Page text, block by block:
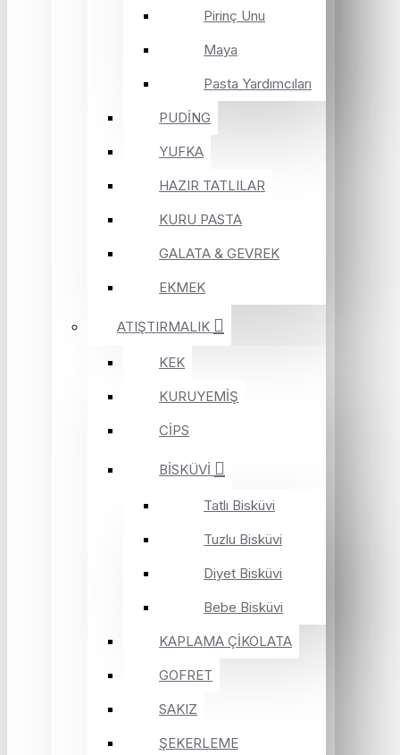
Pirinç Unu
Maya
Pasta Yardımcıları
PUDİNG
YUFKA
HAZIR TATLILAR
KURU PASTA
GALATA & GEVREK
EKMEK
ATIŞTIRMALIK
KEK
KURUYEMİŞ
CİPS
BİSKÜVİ
Tatlı Bisküvi
Tuzlu Bisküvi
Diyet Bisküvi
Bebe Bisküvi
KAPLAMA ÇİKOLATA
GOFRET
SAKIZ
ŞEKERLEME